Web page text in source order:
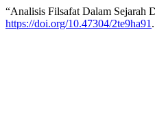
“Analisis Filsafat Dalam Sejarah
https://doi.org/10.47304/2te9ha91 .